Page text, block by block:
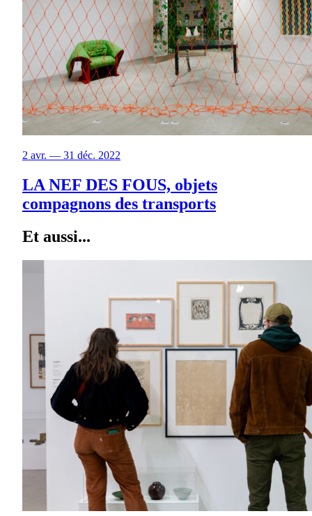
2 avr. — 31 déc. 2022
LA NEF DES FOUS, objets
compagnons des transports
Et aussi...